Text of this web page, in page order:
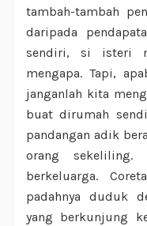
tambah-tambah
daripada
sendiri, si isteri
mengapa. Tapi,
janganlah kita
buat dirumah
pandangan adik
orang sekeliling.
berkeluarga.
padahnya duduk
yang berkunjung